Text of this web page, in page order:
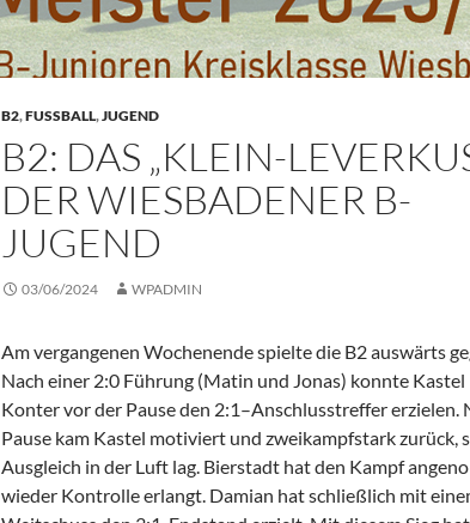
B2,FUSSBALL,JUGEND
B2: DAS „KLEIN-
DER WIESBADENER B-
JUGEND
03/06/2024 WPADMIN
Am vergangenen Wochenende spielte die B2 auswärts
Nach einer 2:0 Führung (Matin und Jonas) konnte Kastel
Konter vor der Pause den 2:1–Anschlusstreffer erzielen.
Pause kam Kastel motiviert und zweikampfstark zurück,
Ausgleich in der Luft lag. Bierstadt hat den Kampf
wieder Kontrolle erlangt. Damian hat schließlich mit